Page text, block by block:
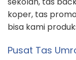
koper, tas
bisa kami
Pusat Tas